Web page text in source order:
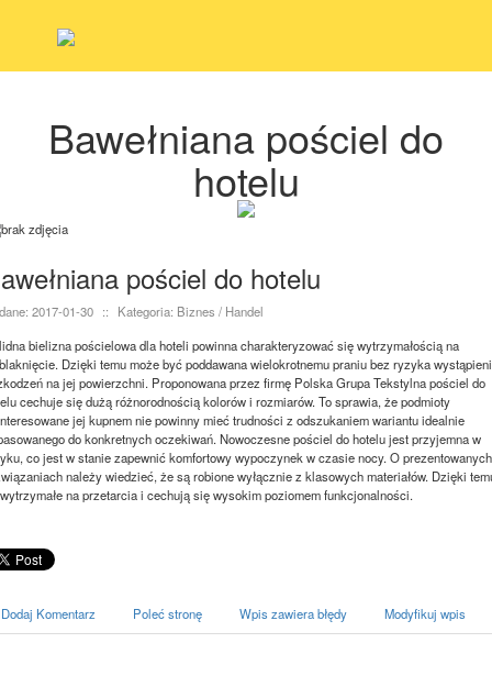
Bawełniana pościel do
hotelu
pościel do hotelu
2017-01-30 ::
Kategoria: Biznes / Handel
bielizna pościelowa dla hoteli powinna charakteryzować się wytrzymałością na
Dzięki temu może być poddawana wielokrotnemu praniu bez ryzyka
na jej powierzchni. Proponowana przez firmę Polska Grupa Tekstylna pościel do
cechuje się dużą różnorodnością kolorów i rozmiarów. To sprawia, że podmioty
jej kupnem nie powinny mieć trudności z odszukaniem wariantu idealnie
do konkretnych oczekiwań. Nowoczesne pościel do hotelu jest przyjemna w
co jest w stanie zapewnić komfortowy wypoczynek w czasie nocy. O prezentowanych
należy wiedzieć, że są robione wyłącznie z klasowych materiałów. Dzięki
na przetarcia i cechują się wysokim poziomem funkcjonalności.
Dodaj Komentarz Poleć stronę Wpis zawiera błędy Modyfikuj wpis